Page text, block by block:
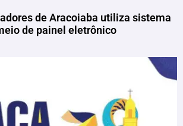
de Aracoiaba utiliza sistema
de painel eletrônico